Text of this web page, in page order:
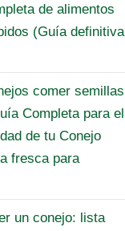
de alimentos
(Guía definitiva
comer semillas
Completa para el
de tu Conejo
fresca para
un conejo: lista